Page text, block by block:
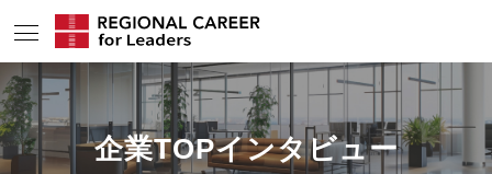
サービスの特長
求人情報 企業TOPインタビュー